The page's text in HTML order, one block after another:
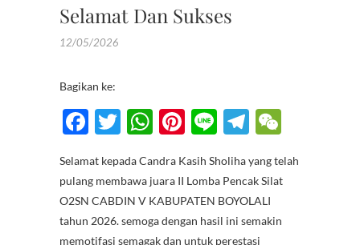
Selamat Dan Sukses
12/05/2026
Bagikan ke:
F
e
b
o
T
itt
er
W
at
s
A
Pi
er
es
t
Li
e
T
e
gr
a
C
Selamat kepada Candra Kasih Sholiha yang telah
pulang membawa juara II Lomba Pencak Silat
O2SN CABDIN V KABUPATEN BOYOLALI
tahun 2026. semoga dengan hasil ini semakin
memotifasi semagak dan untuk perestasi